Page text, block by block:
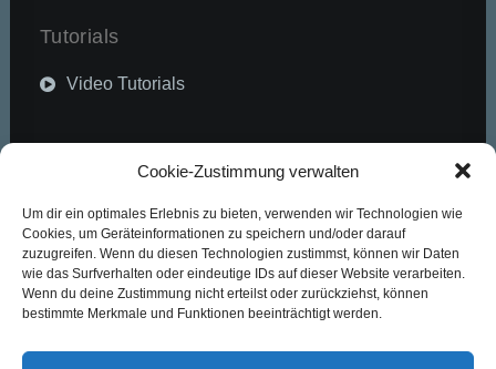
Cookie-Zustimmung verwalten
Um dir ein optimales Erlebnis zu bieten, verwenden wir Technologien wie
Cookies, um Geräteinformationen zu speichern und/oder darauf
zuzugreifen. Wenn du diesen Technologien zustimmst, können wir Daten
wie das Surfverhalten oder eindeutige IDs auf dieser Website verarbeiten.
Wenn du deine Zustimmung nicht erteilst oder zurückziehst, können
bestimmte Merkmale und Funktionen beeinträchtigt werden.
Tutorials
Video Tutorials
Community
Uncode Facebook Group
Wall of Fame